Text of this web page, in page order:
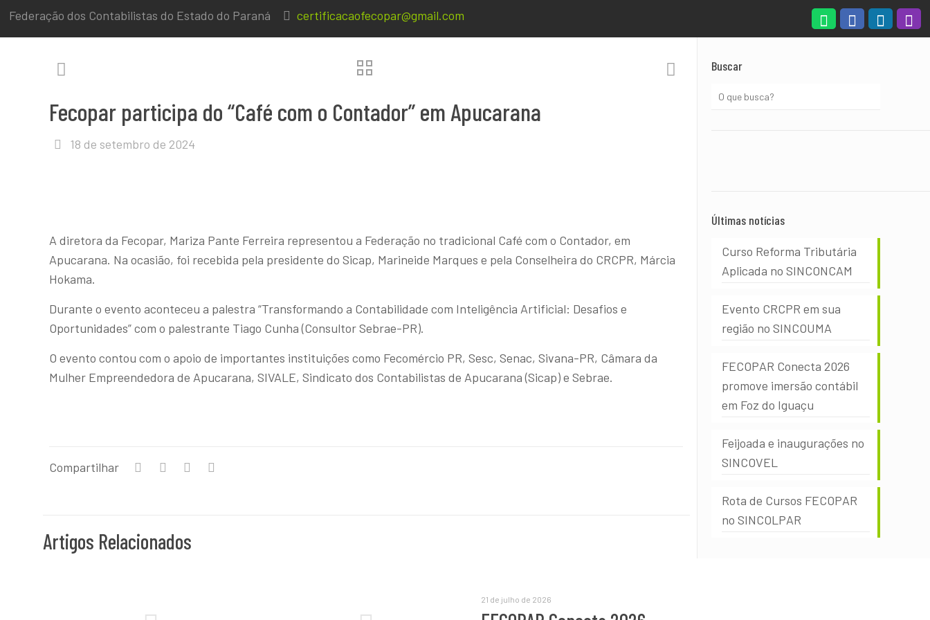
Federação dos Contabilistas do Estado do Paraná certificacaofecopar@gmail.com
Fecopar participa do “Café com o Contador” em Apucarana
18 de setembro de 2024
A diretora da Fecopar, Mariza Pante Ferreira representou a Federação no tradicional Café com o Contador, em
Apucarana. Na ocasião, foi recebida pela presidente do Sicap, Marineide Marques e pela Conselheira do CRCPR, Márcia
Hokama.
Durante o evento aconteceu a palestra “Transformando a Contabilidade com Inteligência Artificial: Desafios e
Oportunidades” com o palestrante Tiago Cunha (Consultor Sebrae-PR).
O evento contou com o apoio de importantes instituições como Fecomércio PR, Sesc, Senac, Sivana-PR, Câmara da
Mulher Empreendedora de Apucarana, SIVALE, Sindicato dos Contabilistas de Apucarana (Sicap) e Sebrae.
Compartilhar
Artigos Relacionados
21 de julho de 2026
Buscar
Últimas notícias
Curso Reforma Tributária
Aplicada no SINCONCAM
Evento CRCPR em sua
região no SINCOUMA
FECOPAR Conecta 2026
promove imersão contábil
em Foz do Iguaçu
Feijoada e inaugurações no
SINCOVEL
Rota de Cursos FECOPAR
no SINCOLPAR